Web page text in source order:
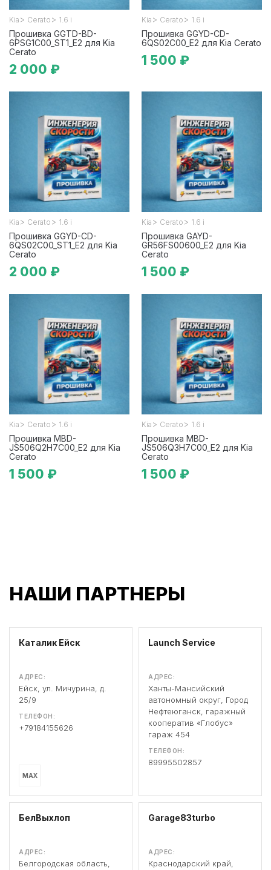
Kia > Cerato > 1.6 i
Прошивка GGTD-BD-
6PSG1C00_ST1_E2 для Kia
Cerato
2 000 ₽
Kia > Cerato > 1.6 i
Прошивка GGYD-CD-
6QS02C00_E2 для Kia Cerato
1 500 ₽
Kia > Cerato > 1.6 i
Прошивка GGYD-CD-
6QS02C00_ST1_E2 для Kia
Cerato
2 000 ₽
Kia > Cerato > 1.6 i
Прошивка GAYD-
GR56FS00600_E2 для Kia
Cerato
1 500 ₽
Kia > Cerato > 1.6 i
Прошивка MBD-
JS506Q2H7C00_E2 для Kia
Cerato
1 500 ₽
Kia > Cerato > 1.6 i
Прошивка MBD-
JS506Q3H7C00_E2 для Kia
Cerato
1 500 ₽
НАШИ ПАРТНЕРЫ
Каталик Ейск
АДРЕС:
Ейск, ул. Мичурина, д.
25/9
ТЕЛЕФОН:
+79184155626
MAX
Launch Service
АДРЕС:
Ханты-Мансийский
автономный округ, Город
Нефтеюганск, гаражный
кооператив «Глобус»
гараж 454
ТЕЛЕФОН:
89995502857
БелВыхлоп
АДРЕС:
Белгородская область,
Garage83turbo
АДРЕС:
Краснодарский край,